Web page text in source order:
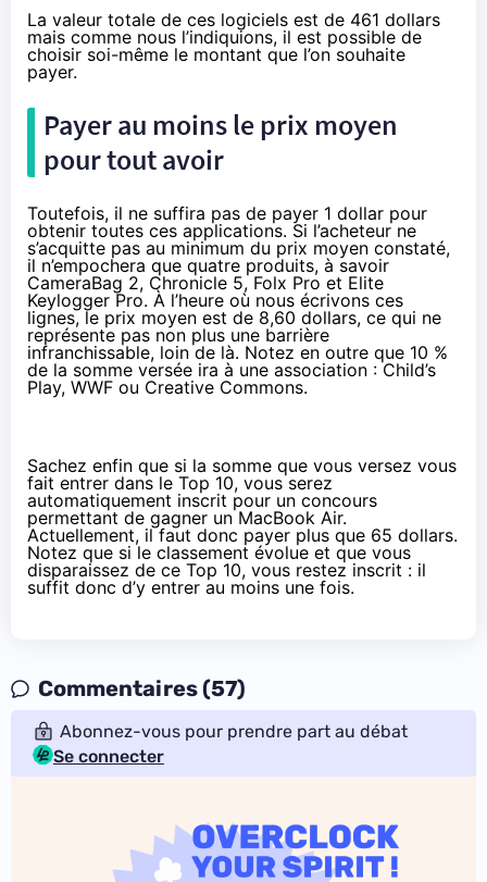
La valeur totale de ces logiciels est de 461 dollars
mais comme nous l’indiquions, il est possible de
choisir soi-même le montant que l’on souhaite
payer.
Payer au moins le prix moyen
pour tout avoir
Toutefois, il ne suffira pas de payer 1 dollar pour
obtenir toutes ces applications. Si l’acheteur ne
s’acquitte pas au minimum du prix moyen constaté,
il n’empochera que quatre produits, à savoir
CameraBag 2, Chronicle 5, Folx Pro et Elite
Keylogger Pro. À l’heure où nous écrivons ces
lignes, le prix moyen est de 8,60 dollars, ce qui ne
représente pas non plus une barrière
infranchissable, loin de là. Notez en outre que 10 %
de la somme versée ira à une association : Child’s
Play, WWF ou Creative Commons.
Sachez enfin que si la somme que vous versez vous
fait entrer dans le Top 10, vous serez
automatiquement inscrit pour un concours
permettant de gagner un MacBook Air.
Actuellement, il faut donc payer plus que 65 dollars.
Notez que si le classement évolue et que vous
disparaissez de ce Top 10, vous restez inscrit : il
suffit donc d’y entrer au moins une fois.
Commentaires (57)
Abonnez-vous pour prendre part au débat
Se connecter